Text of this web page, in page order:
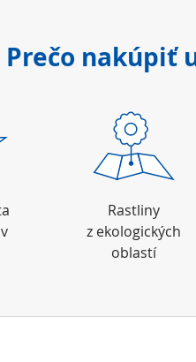
Prečo nakúpiť
Rastliny
z ekologických
oblastí